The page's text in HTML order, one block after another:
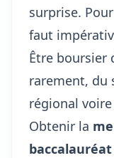
surprise.
faut
Être boursier
rarement, du
régional
Obtenir la